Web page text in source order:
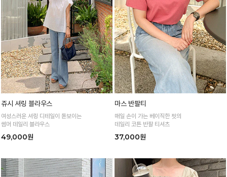
쥬시 셔링 블라우스
여성스러운 셔링 디테일이 돋보이는
썸머 데일리 블라우스
49,000원
마스 반팔티
매일 손이 가는 베이직한 핏의
데일리 코튼 반팔 티셔츠
37,000원